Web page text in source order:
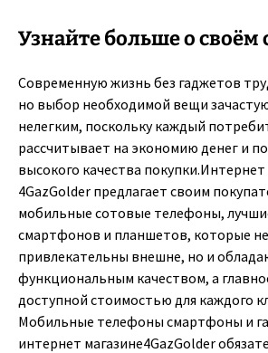
Узнайте больше о своём
Современную жизнь без гаджетов
но выбор необходимой вещи
нелегким, поскольку каждый
рассчитывает на экономию денег и
высокого качества
4GazGolder предлагает своим
мобильные сотовые телефоны,
смартфонов и планшетов, которые
привлекательны внешне, но и
функциональным качеством, а
доступной стоимостью для каждого
Мобильные телефоны смартфоны и
интернет магазине4GazGolder